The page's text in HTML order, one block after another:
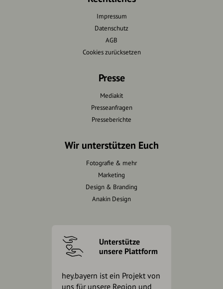
Impressum
Datenschutz
AGB
Cookies zurücksetzen
Presse
Mediakit
Presseanfragen
Presseberichte
Wir unterstützen Euch
Fotografie & mehr
Marketing
Design & Branding
Anakin Design
Unterstütze
unsere Plattform
hey.bayern ist ein Projekt von
uns für unsere Region und